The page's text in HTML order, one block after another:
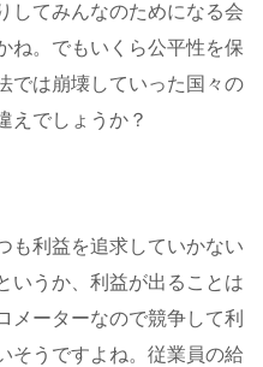
してみんなのためになる会
ね。でもいくら公平性を保
では崩壊していった国々の
えでしょうか？
も利益を追求していかない
いうか、利益が出ることは
メーターなので競争して利
そうですよね。従業員の給